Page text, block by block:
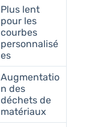
Plus lent
pour les
courbes
personnalisé
es
Augmentatio
n des
déchets de
matériaux